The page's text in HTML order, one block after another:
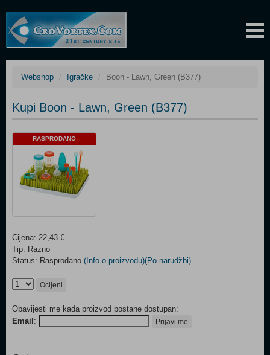
Webshop Igračke Boon - Lawn, Green (B377)
Kupi Boon - Lawn, Green (B377)
RASPRODANO
Cijena: 22,43 €
Tip: Razno
Status: Rasprodano (Info o proizvodu)(Po narudžbi)
Ocijeni
Obavijesti me kada proizvod postane dostupan:
Email : Prijavi me